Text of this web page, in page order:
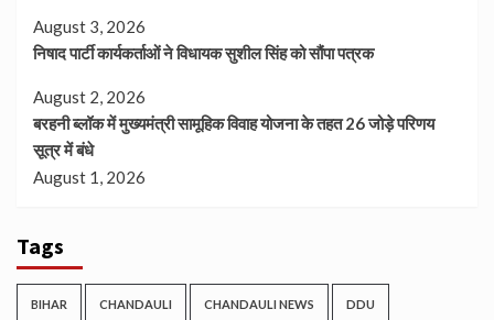
August 3, 2026
निषाद पार्टी कार्यकर्ताओं ने विधायक सुशील सिंह को सौंपा पत्रक
August 2, 2026
बरहनी ब्लॉक में मुख्यमंत्री सामूहिक विवाह योजना के तहत 26 जोड़े परिणय
सूत्र में बंधे
August 1, 2026
Tags
BIHAR CHANDAULI CHANDAULI NEWS DDU